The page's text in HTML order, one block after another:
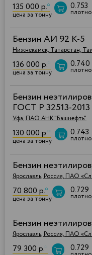
135 000 р.*
цена за тонну
0.753
Бензин АИ 92 К-5
Нижнекамск, Татарстан,
136 000 р.*
цена за тонну
0.740
Бензин
ГОСТ Р 32513-2013
Уфа, ПАО АНК "Башнефть"
130 000 р.*
цена за тонну
0.743
Бензин
Ярославль, Россия, ПАО
70 800 р.*
цена за тонну
0.729
Бензин
Ярославль, Россия, ПАО
79 300 р.* 0.729